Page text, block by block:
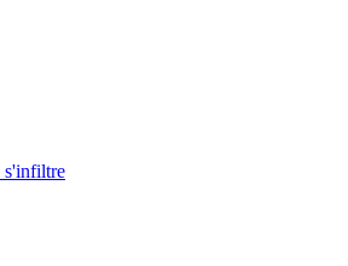
s'infiltre